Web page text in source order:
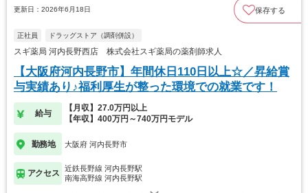
更新日：2026年6月18日 保存する
正社員 ドラッグストア（調剤併設）
スギ薬局 河内長野西店 株式会社スギ薬局の薬剤師求人
【大阪府河内長野市】年間休日110日以上☆／昇給賞
与実績あり♪福利厚生が整った環境での就業です！
給与
【月収】27.0万円以上
【年収】400万円～740万円モデル
勤務地 大阪府 河内長野市
アクセス
近鉄長野線 河内長野駅
南海高野線 河内長野駅